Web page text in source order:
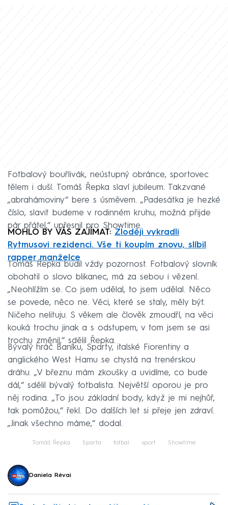
Fotbalový bouřlivák, neústupný obránce, sportovec
tělem i duší. Tomáš Řepka slaví jubileum. Takzvané
„abrahámoviny“ bere s úsměvem. „Padesátka je hezké
číslo, slavit budeme v rodinném kruhu, možná přijde
pár přátel,“ upřesnil pro Showtime.
MOHLO BY VÁS ZAJÍMAT: Zloději vykradli
Rytmusovi rezidenci. Vše ti koupím znovu, slíbil
rapper manželce
Tomáš Řepka budil vždy pozornost. Fotbalový slovník
obohatil o slovo blikanec, má za sebou i vězení.
„Neohlížím se. Co jsem udělal, to jsem udělal. Něco
se povede, něco ne. Věci, které se staly, měly být.
Ničeho nelituju. S věkem ale člověk zmoudří, na věci
kouká trochu jinak a s odstupem, v tom jsem se asi
trochu změnil,“ sdělil Řepka.
Bývalý hráč Baníku, Sparty, italské Fiorentiny a
anglického West Hamu se chystá na trenérskou
dráhu. „V březnu mám zkoušky a uvidíme, co bude
dál,“ sdělil bývalý fotbalista. Největší oporou je pro
něj rodina. „To jsou základní body, když je mi nejhůř,
tak pomůžou,“ řekl. Do dalších let si přeje jen zdraví.
„Jinak všechno máme,“ dodal.
Tomáš Řepka Sparta fotbal sport Showtime
Daniela Révai